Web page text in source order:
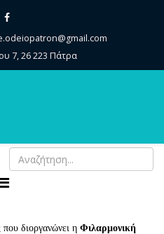
7, 26 223 Πάτρα
διοργανώνει η Φιλαρμονική